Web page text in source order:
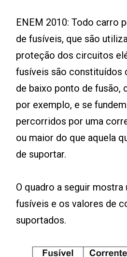
ENEM 2010: Todo carro
de fusíveis, que são
proteção dos circuitos
fusíveis são constituídos
de baixo ponto de fusão,
por exemplo, e se
percorridos por uma
ou maior do que aquela
de suportar.
O quadro a seguir mostra
fusíveis e os valores de
suportados.